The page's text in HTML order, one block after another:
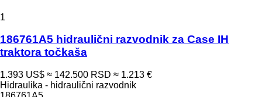
1
186761A5 hidraulični razvodnik za Case IH
traktora točkaša
1.393 US$ ≈ 142.500 RSD ≈ 1.213 €
Hidraulika - hidraulični razvodnik